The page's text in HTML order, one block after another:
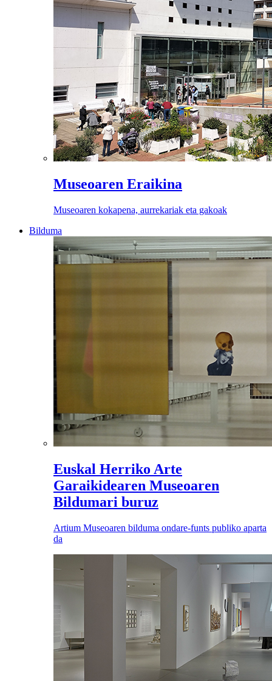
Museoaren Eraikina
Museoaren kokapena, aurrekariak eta gakoak
Bilduma
Euskal Herriko Arte
Garaikidearen Museoaren
Bildumari buruz
Artium Museoaren bilduma ondare-funts publiko aparta
da